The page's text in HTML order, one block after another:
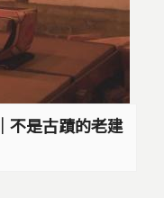
不是古蹟的老建